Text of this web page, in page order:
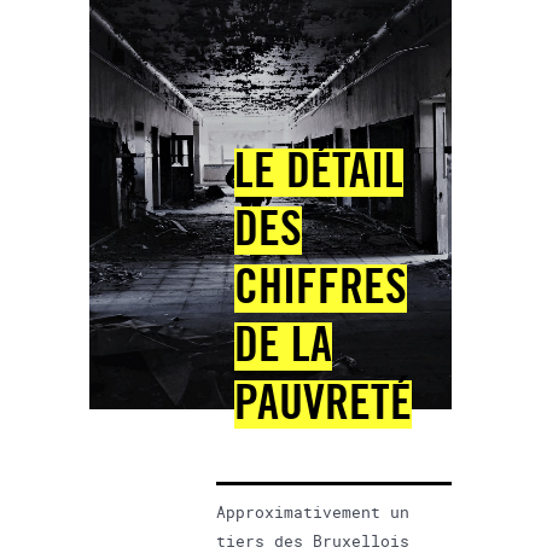
LE DÉTAIL
DES
CHIFFRES
DE LA
PAUVRETÉ
Approximativement un
tiers des Bruxellois